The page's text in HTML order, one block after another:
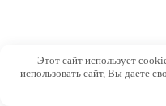
Этот сайт использует
использовать сайт, Вы даете